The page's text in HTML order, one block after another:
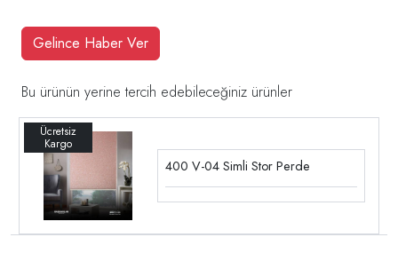
Gelince Haber Ver
Bu ürünün yerine tercih edebileceğiniz ürünler
400 V-04 Simli Stor Perde